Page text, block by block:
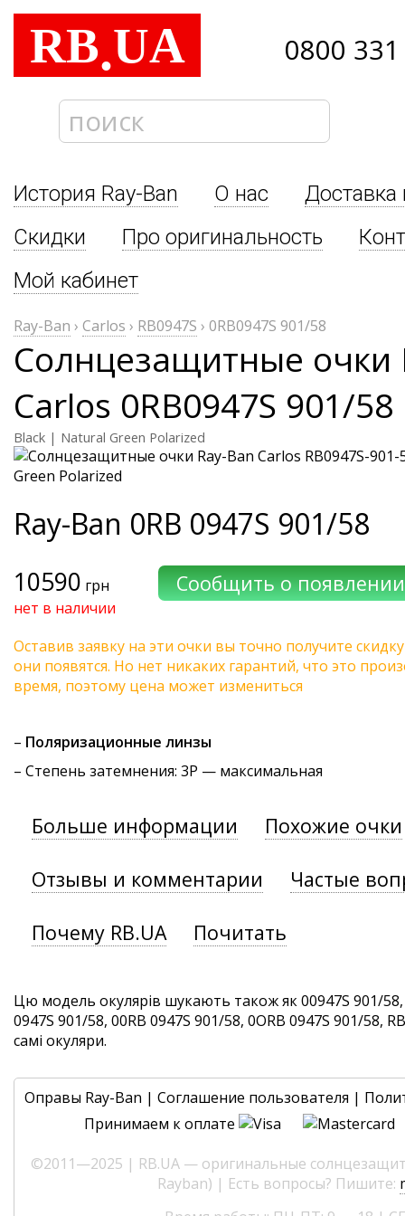
RB.UA 0800
История Ray-Ban О нас
Доставка
Скидки
Про оригинальность
Мой кабинет
Ray-Ban › Carlos › RB0947S › 0RB0947S 901/58
Солнцезащитные очки
Carlos 0RB0947S 901/58
Black | Natural Green Polarized
Ray-Ban 0RB 0947S 901/58
10590 грн
нет в наличии
Оставив заявку на эти очки вы точно получите
они появятся. Но нет никаких гарантий, что это
время, поэтому цена может измениться
– Поляризационные линзы
– Степень затемнения: 3P — максимальная
Больше информации Похожие очки
Отзывы и комментарии Частые
Почему RB.UA Почитать
Цю модель окулярів шукають також як 00947S 901/58,
0947S 901/58, 00RB 0947S 901/58, 0ORB 0947S 901/58,
самі окуляри.
Оправы Ray-Ban | Соглашение пользователя |
Принимаем к оплате
©2011—2025 | RB.UA — оригинальные
Rayban) | Есть вопросы? Пишите: